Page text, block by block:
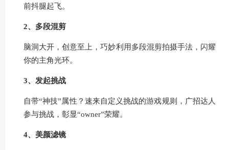
前抖腿起飞。
2、多段混剪
脑洞大开，创意至上，巧妙利用多段混剪拍摄手法，闪耀
你的主角光环。
3、发起挑战
自带“神技”属性？速来自定义挑战的游戏规则，广招达人
参与挑战，彰显“owner”荣耀。
4、美颜滤镜